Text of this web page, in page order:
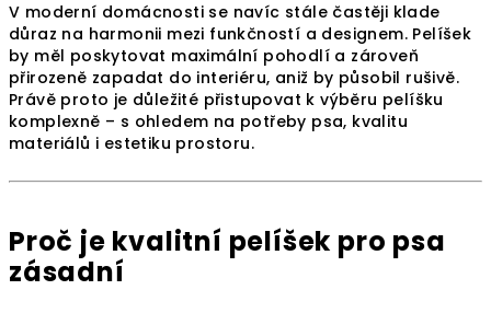
V moderní domácnosti se navíc stále častěji klade
důraz na harmonii mezi funkčností a designem. Pelíšek
by měl poskytovat maximální pohodlí a zároveň
přirozeně zapadat do interiéru, aniž by působil rušivě.
Právě proto je důležité přistupovat k výběru pelíšku
komplexně – s ohledem na potřeby psa, kvalitu
materiálů i estetiku prostoru.
Proč je kvalitní pelíšek pro psa
zásadní